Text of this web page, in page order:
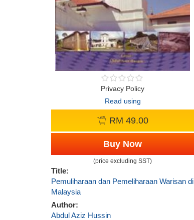
Privacy Policy
Read using
RM 49.00
Buy Now
(price excluding SST)
Title:
Pemuliharaan dan Pemeliharaan Warisan di
Malaysia
Author:
Abdul Aziz Hussin